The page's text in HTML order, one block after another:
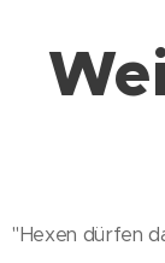
"Hexen dürfen